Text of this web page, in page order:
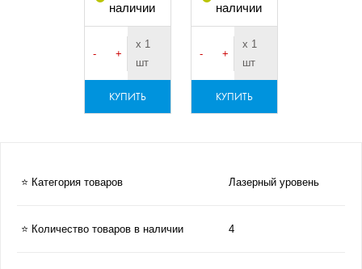
наличии
- +
х 1
шт
КУПИТЬ
наличии
- +
х 1
шт
КУПИТЬ
⭐ Категория товаров Лазерный уровень
⭐ Количество товаров в наличии 4